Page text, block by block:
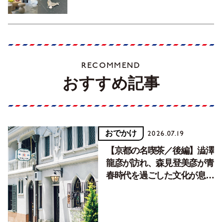
RECOMMEND
おすすめ記事
おでかけ 2026.07.19
【京都の名喫茶／後編】澁澤
龍彦が訪れ、森見登美彦が青
春時代を過ごした文化が息づ